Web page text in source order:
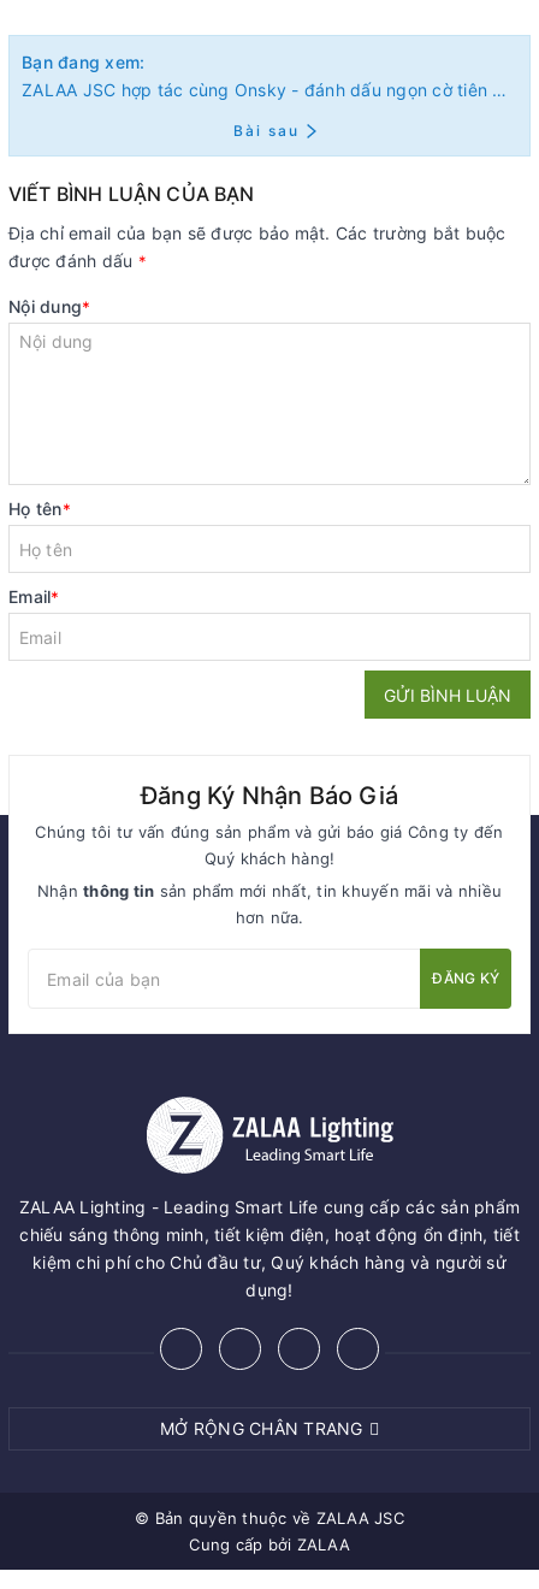
Bạn đang xem:
ZALAA JSC hợp tác cùng Onsky - đánh dấu ngọn cờ tiên phong trong giải pháp chiếu sáng thông minh nền tảng icloud
Bài sau
VIẾT BÌNH LUẬN CỦA BẠN
Địa chỉ email của bạn sẽ được bảo mật. Các trường bắt buộc
được đánh dấu *
Nội dung*
Họ tên*
Email*
GỬI BÌNH LUẬN
Đăng Ký Nhận Báo Giá
Chúng tôi tư vấn đúng sản phẩm và gửi báo giá Công ty đến
Quý khách hàng!
Nhậnthông tin sản phẩm mới nhất, tin khuyến mãi và nhiều
hơn nữa.
ĐĂNG KÝ
ZALAA Lighting - Leading Smart Life cung cấp các sản phẩm
chiếu sáng thông minh, tiết kiệm điện, hoạt động ổn định, tiết
kiệm chi phí cho Chủ đầu tư, Quý khách hàng và người sử
dụng!
MỞ RỘNG CHÂN TRANG
© Bản quyền thuộc về ZALAA JSC
Cung cấp bởi ZALAA